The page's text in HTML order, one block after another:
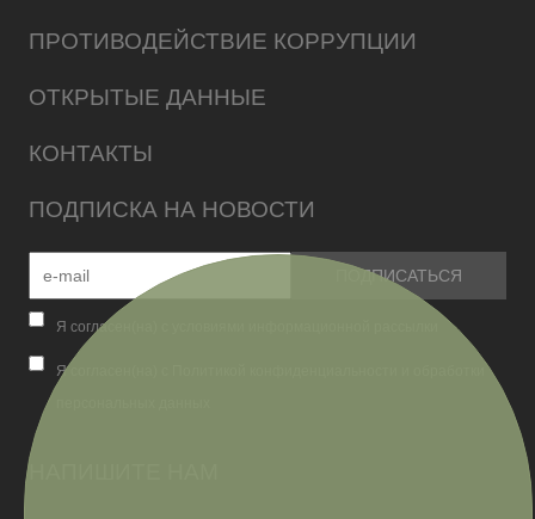
ПРОТИВОДЕЙСТВИЕ КОРРУПЦИИ
ОТКРЫТЫЕ ДАННЫЕ
КОНТАКТЫ
ПОДПИСКА НА НОВОСТИ
Я согласен(на) с условиями информационной рассылки
Я согласен(на) с Политикой конфиденциальности и обработки